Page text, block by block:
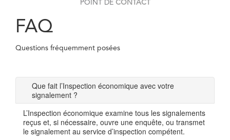
POINT DE CONTACT
FAQ
Questions fréquemment posées
Que fait l’Inspection économique avec votre
signalement ?
L’Inspection économique examine tous les signalements
reçus et, si nécessaire, ouvre une enquête, ou transmet
le signalement au service d’inspection compétent.